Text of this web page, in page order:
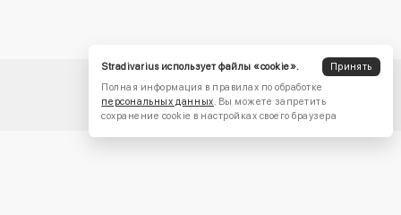
Stradivarius использует файлы «cookie».
Принять
Полная информация в правилах по обработке
персональных данных. Вы можете запретить
сохранение cookie в настройках своего браузера